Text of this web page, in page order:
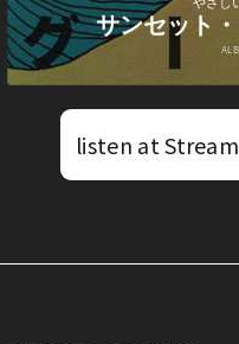
listen at